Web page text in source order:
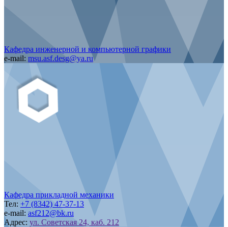
Кафедра инженерной и компьютерной графики
e-mail: msu.asf.desg@ya.ru
Кафедра прикладной механики
Тел: +7 (8342) 47-37-13
e-mail: asf212@bk.ru
Адрес: ул. Советская 24, каб. 212